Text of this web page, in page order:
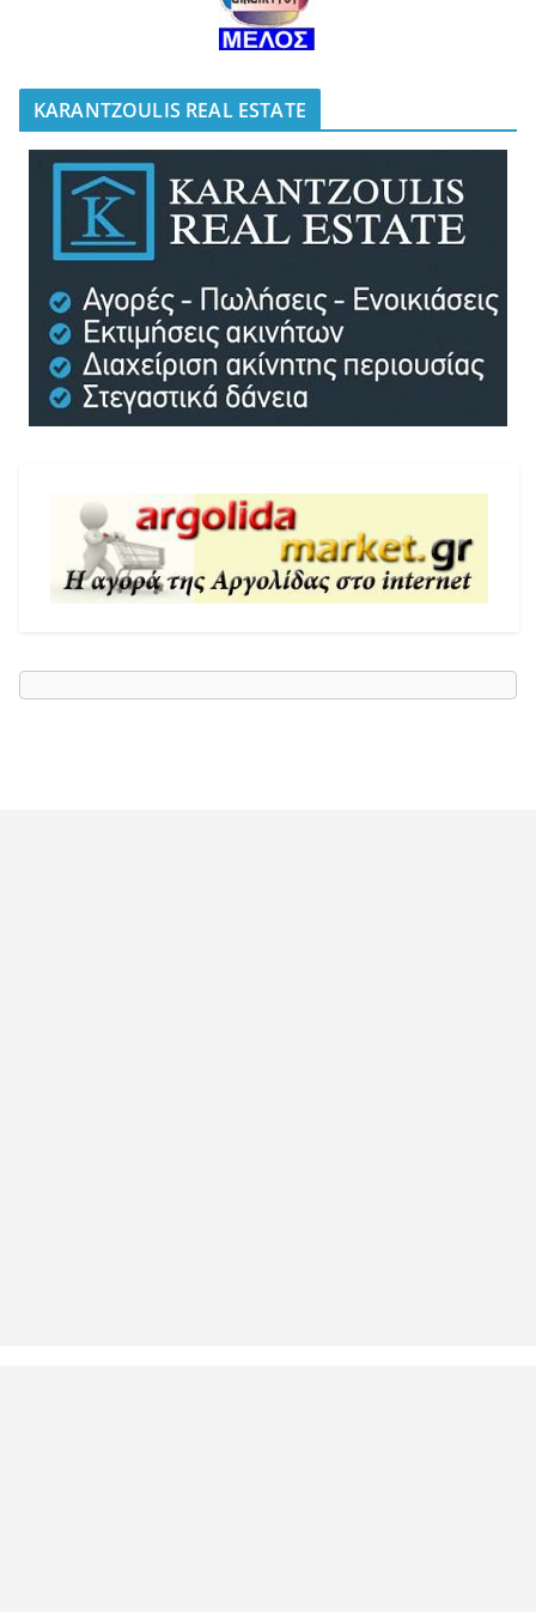
KARANTZOULIS REAL ESTATE